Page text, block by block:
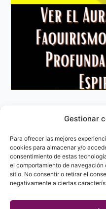
Gestionar
Para ofrecer las mejores
cookies para almacenar y/o
consentimiento de estas
el comportamiento de
sitio. No consentir o retirar el
negativamente a ciertas
Política
Política